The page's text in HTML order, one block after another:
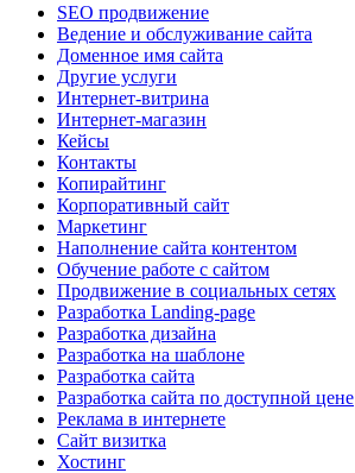
SEO продвижение
Ведение и обслуживание сайта
Доменное имя сайта
Другие услуги
Интернет-витрина
Интернет-магазин
Кейсы
Контакты
Копирайтинг
Корпоративный сайт
Маркетинг
Наполнение сайта контентом
Обучение работе с сайтом
Продвижение в социальных сетях
Разработка Landing-page
Разработка дизайна
Разработка на шаблоне
Разработка сайта
Разработка сайта по доступной цене
Реклама в интернете
Сайт визитка
Хостинг